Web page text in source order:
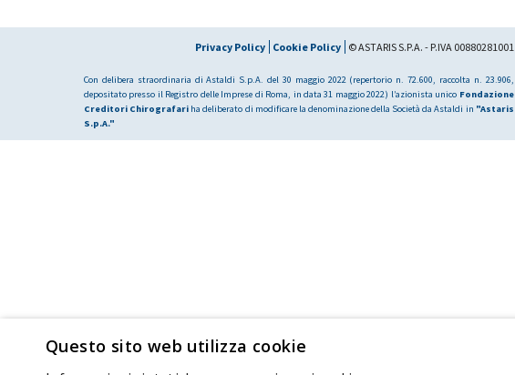
Privacy Policy Cookie Policy © ASTARIS S.P.A. - P.IVA 00880281001
Con delibera straordinaria di Astaldi S.p.A. del 30 maggio 2022 (repertorio n. 72.600, raccolta n. 23.906,
depositato presso il Registro delle Imprese di Roma, in data 31 maggio 2022) l’azionista unico Fondazione
Creditori Chirografari ha deliberato di modificare la denominazione della Società da Astaldi in "Astaris
S.p.A."
Questo sito web utilizza cookie